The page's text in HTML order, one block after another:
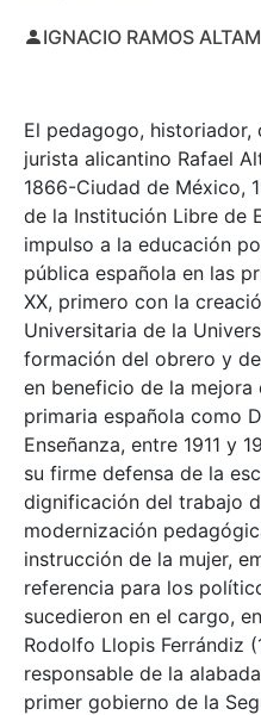
IGNACIO RAMOS
El pedagogo,
jurista alicantino Rafael
1866-Ciudad de México,
de la Institución Libre de
impulso a la educación
pública española en las
XX, primero con la
Universitaria de la
formación del obrero y
en beneficio de la mejora
primaria española como
Enseñanza, entre 1911 y
su firme defensa de la
dignificación del trabajo
modernización
instrucción de la mujer,
referencia para los
sucedieron en el cargo,
Rodolfo Llopis Ferrándiz
responsable de la
primer gobierno de la